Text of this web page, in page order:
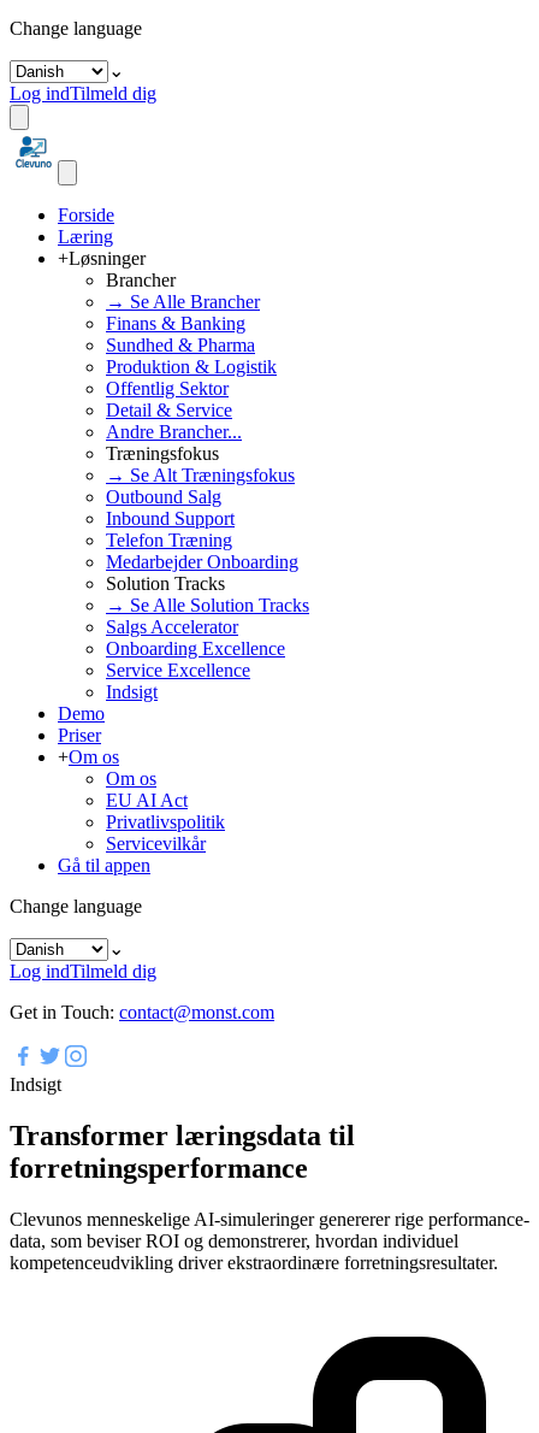
Change language
⌄
Log indTilmeld dig
Forside
Læring
+Løsninger
Brancher
→ Se Alle Brancher
Finans & Banking
Sundhed & Pharma
Produktion & Logistik
Offentlig Sektor
Detail & Service
Andre Brancher...
Træningsfokus
→ Se Alt Træningsfokus
Outbound Salg
Inbound Support
Telefon Træning
Medarbejder Onboarding
Solution Tracks
→ Se Alle Solution Tracks
Salgs Accelerator
Onboarding Excellence
Service Excellence
Indsigt
Demo
Priser
+Om os
Om os
EU AI Act
Privatlivspolitik
Servicevilkår
Gå til appen
Change language
⌄
Log indTilmeld dig
Get in Touch: contact@monst.com
Indsigt
Transformer læringsdata til
forretningsperformance
Clevunos menneskelige AI-simuleringer genererer rige performance-
data, som beviser ROI og demonstrerer, hvordan individuel
kompetenceudvikling driver ekstraordinære forretningsresultater.